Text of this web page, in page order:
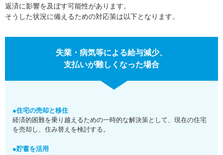
返済に影響を及ぼす可能性があります。
そうした状況に備えるための対応策は以下となります。
失業・病気等による給与減少、
支払いが難しくなった場合
●住宅の売却と移住
経済的困難を乗り越えるための一時的な解決策として、現在の住宅
を売却し、住み替えを検討する。
●貯蓄を活用